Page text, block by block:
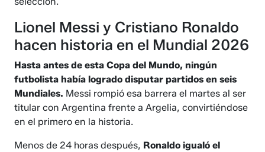
Lionel Messi y Cristiano Ronaldo
hacen historia en el Mundial 2026
Hasta antes de esta Copa del Mundo, ningún
futbolista había logrado disputar partidos en seis
Mundiales. Messi rompió esa barrera el martes al ser
titular con Argentina frente a Argelia, convirtiéndose
en el primero en la historia.
Menos de 24 horas después, Ronaldo igualó el